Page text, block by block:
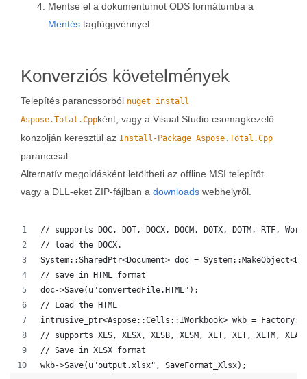
Mentse el a dokumentumot ODS formátumba a
Mentés tagfüggvénnyel
Konverziós követelmények
Telepítés parancssorból nuget install
Aspose.Total.Cppként, vagy a Visual Studio csomagkezelő
konzolján keresztül az Install-Package Aspose.Total.Cpp
paranccsal.
Alternatív megoldásként letöltheti az offline MSI telepítőt
vagy a DLL-eket ZIP-fájlban a downloads webhelyről.
// supports DOC, DOT, DOCX, DOCM, DOTX, DOTM, RTF,
// load the DOCX.
System::SharedPtr<Document> doc =
// save in HTML format
doc->Save(u"convertedFile.HTML");
// Load the HTML
intrusive_ptr<Aspose::Cells::IWorkbook> wkb =
// supports XLS, XLSX, XLSB, XLSM, XLT, XLT, XLTM,
// Save in XLSX format
wkb->Save(u"output.xlsx", SaveFormat_Xlsx);